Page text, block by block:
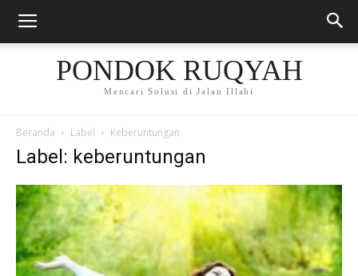
PONDOK RUQYAH
Mencari Solusi di Jalan Illahi
Beranda Label Keberuntungan
Label: keberuntungan